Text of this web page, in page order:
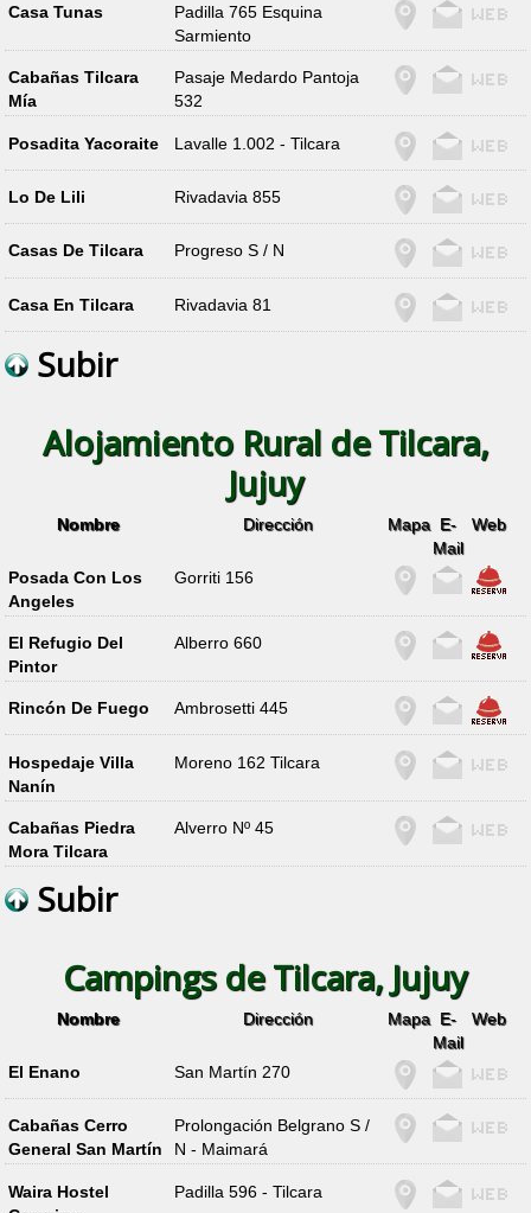
Casa Tunas
Padilla 765 Esquina
Sarmiento
Cabañas Tilcara
Mía
Pasaje Medardo Pantoja
532
Posadita Yacoraite Lavalle 1.002 - Tilcara
Lo De Lili Rivadavia 855
Casas De Tilcara Progreso S / N
Casa En Tilcara Rivadavia 81
Subir
Alojamiento Rural de Tilcara,
Jujuy
Nombre Dirección Mapa E-
Mail
Web
Posada Con Los
Angeles
Gorriti 156
El Refugio Del
Pintor
Alberro 660
Rincón De Fuego Ambrosetti 445
Hospedaje Villa
Nanín
Moreno 162 Tilcara
Cabañas Piedra
Mora Tilcara
Alverro Nº 45
Subir
Campings de Tilcara, Jujuy
Nombre Dirección Mapa E-
Mail
Web
El Enano San Martín 270
Cabañas Cerro
General San Martín
Prolongación Belgrano S /
N - Maimará
Waira Hostel
Padilla 596 - Tilcara